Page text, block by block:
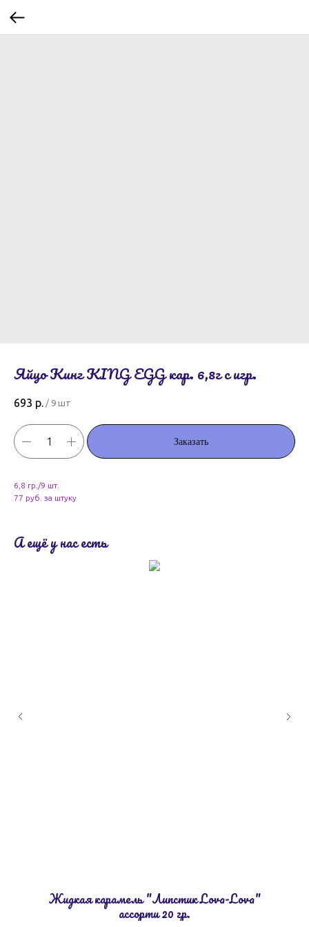
Яйцо Кинг KING EGG кар. 6,8г с игр.
693 р. / 9 шт
Заказать
6,8 гр./9 шт.
77 руб. за штуку
А ещё у нас есть
Жидкая карамель "Липстик Lova-Lova"
ассорти 20 гр.